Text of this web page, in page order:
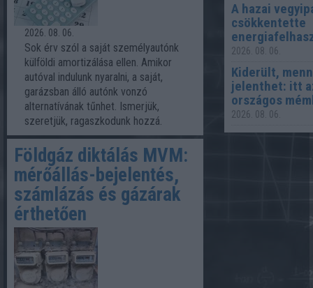
2026. 08. 06.
Sok érv szól a saját személyautónk
külföldi amortizálása ellen. Amikor
autóval indulunk nyaralni, a saját,
garázsban álló autónk vonzó
alternatívának tűnhet. Ismerjük,
szeretjük, ragaszkodunk hozzá.
Földgáz diktálás MVM:
mérőállás-bejelentés,
számlázás és gázárak
érthetően
A hazai
csökkentette
2026. 08. 06.
Kiderült,
jelenthet: itt
országos
2026. 08. 06.